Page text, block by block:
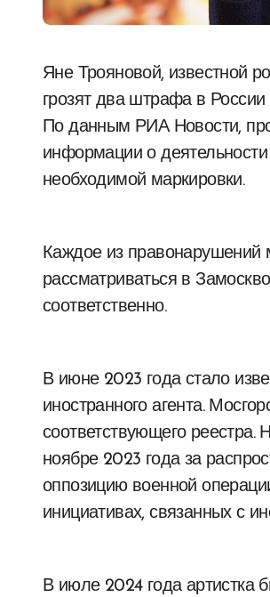
Яне Трояновой, известной российской актрисе и признанной в РФ иностранным агентом,
грозят два штрафа в
По данным РИА Новости,
информации о деятельности
необходимой маркировки.
Каждое из правонарушений
рассматриваться в
соответственно.
В июне 2023 года стало
иностранного агента.
соответствующего
ноябре 2023 года за
оппозицию военной
инициативах, связанных с
В июле 2024 года артистка